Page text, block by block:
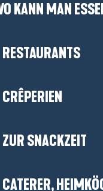
KANN MAN
RESTAURANTS
CRÊPERIEN
ZUR SNACKZEIT
CATERER,